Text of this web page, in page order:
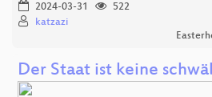
2024-03-31
522
katzazi
Der Staat ist keine